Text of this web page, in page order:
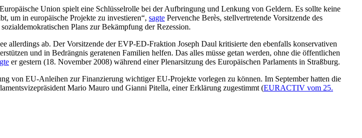
Union spielt eine Schlüsselrolle bei der Aufbringung und Lenkung von Geldern. Es sollte keine
um in europäische Projekte zu investieren“, sagte Pervenche Berès, stellvertretende Vorsitzende des
Plans zur Bekämpfung der Rezession.
ab. Der Vorsitzende der EVP-ED-Fraktion Joseph Daul kritisierte den ebenfalls konservativen
und in Bedrängnis geratenen Familien helfen. Das alles müsse getan werden, ohne die öffentlichen
er gestern (18. November 2008) während einer Plenarsitzung des Europäischen Parlaments in Straßburg.
von EU-Anleihen zur Finanzierung wichtiger EU-Projekte vorlegen zu können. Im September hatten die
Mario Mauro und Gianni Pitella, einer Erklärung zugestimmt (EURACTIV vom 25.